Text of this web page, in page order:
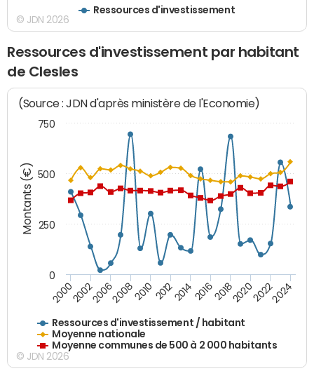
Ressources d'investissement
© JDN 2026
Ressources d'investissement par habitant
de Clesles
Montants (€)
(Source : JDN d'après ministère de l'Economie)
Ressources d'investissement / habitant
Moyenne nationale
Moyenne communes de 500 à 2 000 habitants
20002002200620082010 2012201420162018202020222024
0
250
500
750
© JDN 2026